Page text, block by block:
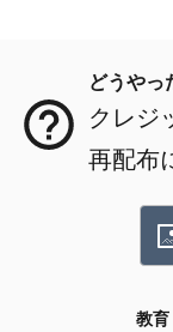
どうやっ
クレジ
再配布
教育